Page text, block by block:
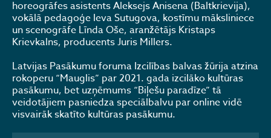
horeogrāfes asistents Aleksejs Anisena (Baltkrievija),
vokālā pedagoģe Ieva Sutugova, kostīmu māksliniece
un scenogrāfe Līnda Oše, aranžētājs Kristaps
Krievkalns, producents Juris Millers.
Latvijas Pasākumu foruma Izcilības balvas žūrija atzina
rokoperu “Mauglis” par 2021. gada izcilāko kultūras
pasākumu, bet uzņēmums “Biļešu paradīze” tā
veidotājiem pasniedza speciālbalvu par online vidē
visvairāk skatīto kultūras pasākumu.